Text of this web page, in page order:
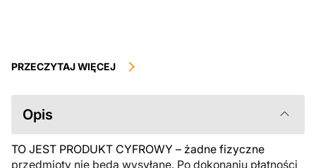
podlegają zwrotowi ani wymianie po ich pobraniu. Zalecamy
przed zakupem. Jeśli masz jakiekolwiek problemy z zamówieniem,
skontaktuj się bezpośrednio ze sprzedawcą.
PRZECZYTAJ WIĘCEJ
Opis
TO JEST PRODUKT CYFROWY – żadne fizyczne
przedmioty nie będą wysyłane. Po dokonaniu płatności